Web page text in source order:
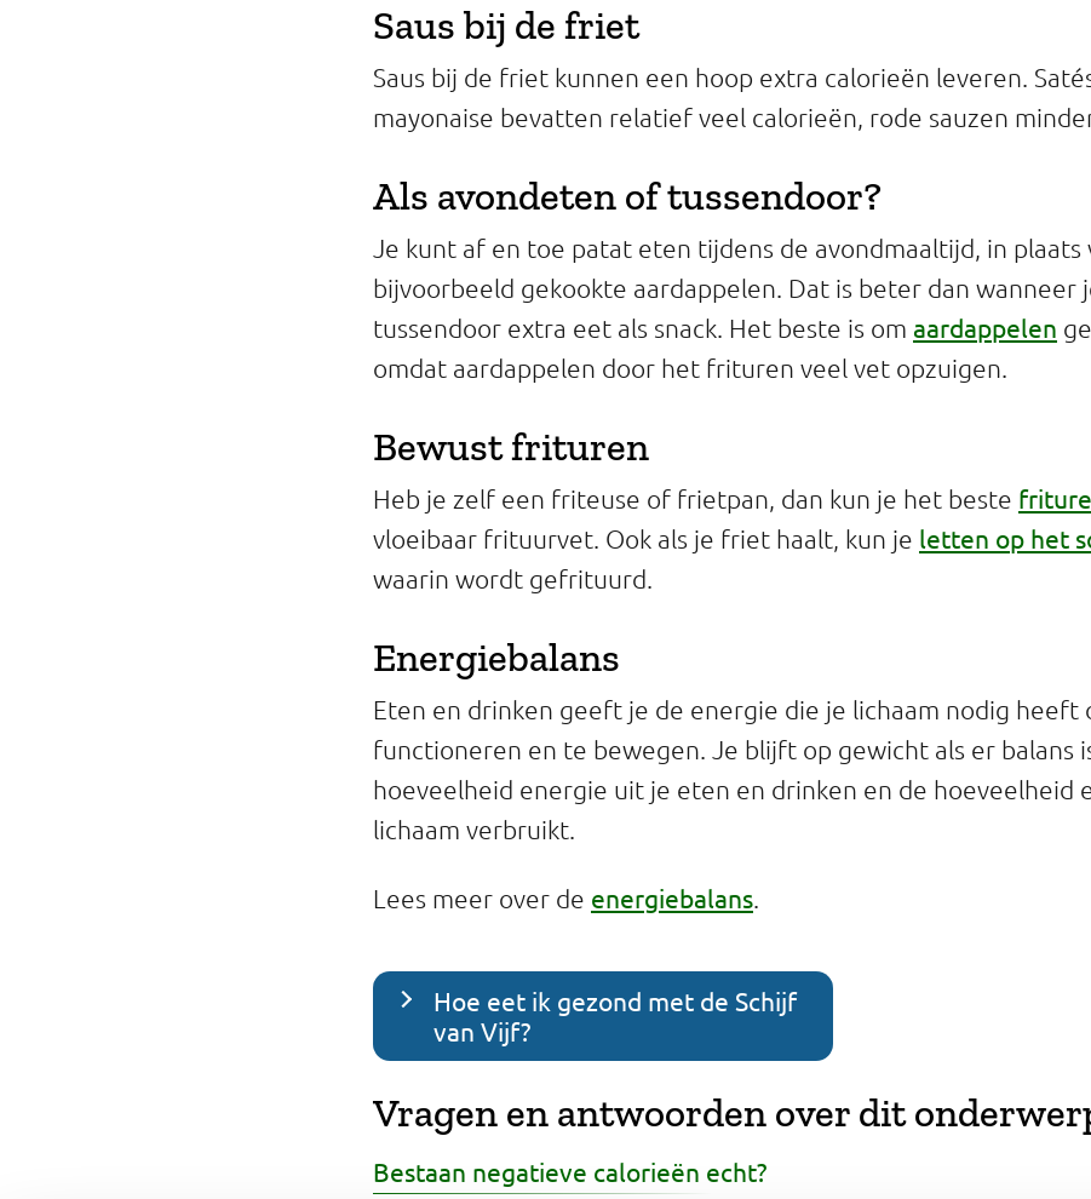
Saus bij de friet
Saus bij de friet kunnen een hoop extra calorieën leveren.
mayonaise bevatten relatief veel calorieën, rode sauzen
Als avondeten of tussendoor?
Je kunt af en toe patat eten tijdens de avondmaaltijd, in plaats
bijvoorbeeld gekookte aardappelen. Dat is beter dan wanneer
tussendoor extra eet als snack. Het beste is om aardappelen
omdat aardappelen door het frituren veel vet opzuigen.
Bewust frituren
Heb je zelf een friteuse of frietpan, dan kun je het beste
vloeibaar frituurvet. Ook als je friet haalt, kun je letten op het
waarin wordt gefrituurd.
Energiebalans
Eten en drinken geeft je de energie die je lichaam nodig heeft
functioneren en te bewegen. Je blijft op gewicht als er balans
hoeveelheid energie uit je eten en drinken en de hoeveelheid
lichaam verbruikt.
Lees meer over de energiebalans.
Hoe eet ik gezond met de Schijf
van Vijf?
Vragen en antwoorden over dit
Bestaan negatieve calorieën echt?